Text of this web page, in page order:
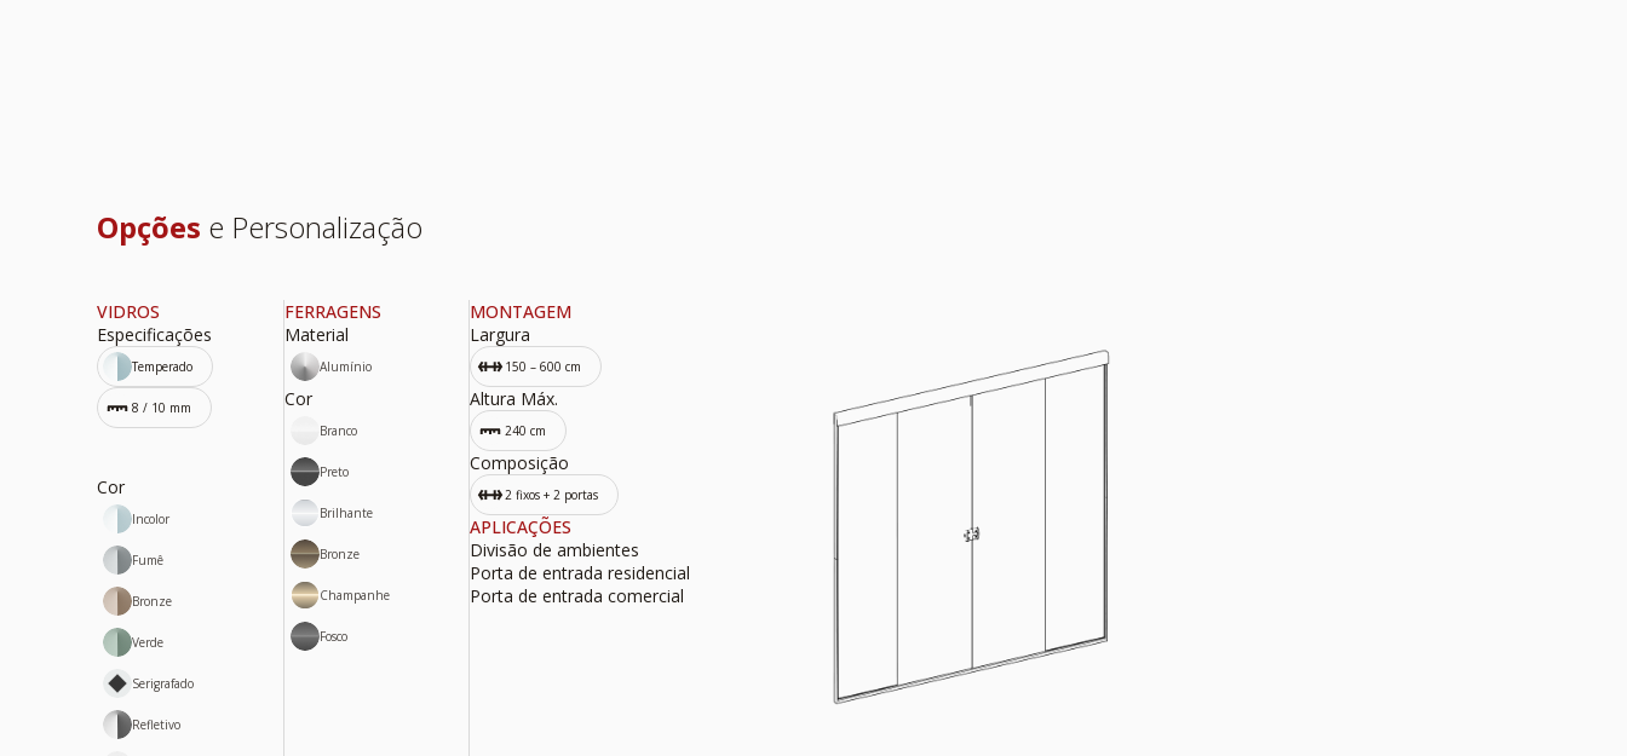
Opções e Personalização
VIDROS
Especificações
Temperado
8 / 10 mm
Cor
Incolor
Fumê
Bronze
Verde
Serigrafado
Refletivo
FERRAGENS
Material
Alumínio
Cor
Branco
Preto
Brilhante
Bronze
Champanhe
Fosco
MONTAGEM
Largura
150 – 600 cm
Altura Máx.
240 cm
Composição
2 fixos + 2 portas
APLICAÇÕES
Divisão de ambientes
Porta de entrada residencial
Porta de entrada comercial